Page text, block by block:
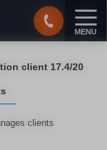
MENU
client 17.4/20
clients